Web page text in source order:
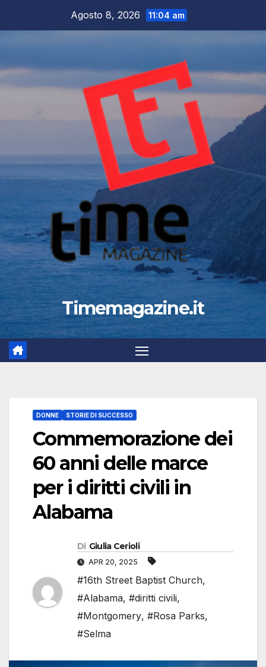
Agosto 8, 2026 11:04 am
Timemagazine.it
DONNE STORIE DI SUCCESSO
Commemorazione dei
60 anni delle marce
per i diritti civili in
Alabama
Di Giulia Cerioli
APR 20, 2025
#16th Street Baptist Church,
#Alabama, #diritti civili,
#Montgomery, #Rosa Parks,
#Selma